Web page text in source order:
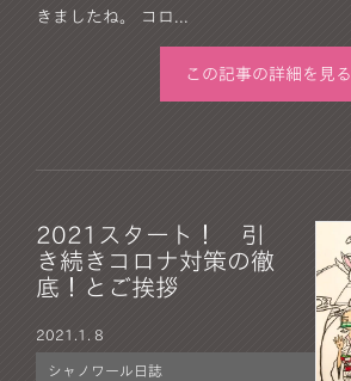
きましたね。 コロ...
この記事の詳細を見る
2021スタート！ 引
き続きコロナ対策の徹
底！とご挨拶
2021. 1. 8
シャノワール日誌